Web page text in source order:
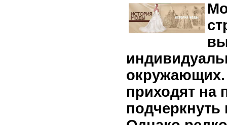
приходят
подчеркнуть